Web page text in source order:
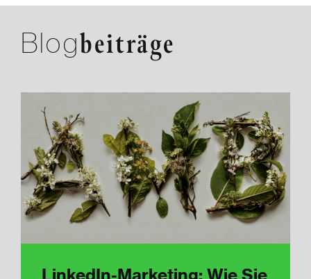
Blogbeiträge
LinkedIn-Marketing: Wie Sie